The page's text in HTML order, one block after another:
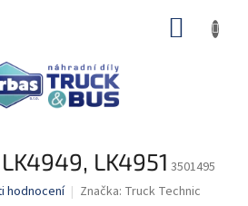
LK4951 3501495
hodnocení Značka: Truck Technic